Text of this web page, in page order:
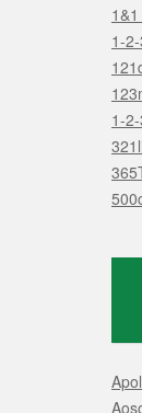
1-
1-